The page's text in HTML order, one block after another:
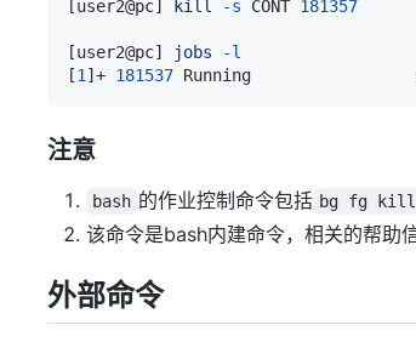
[user2@pc] kill -s CONT 181357
[user2@pc] jobs
-l
[1 ] + 181537 Running
注意
bash 的作业控制命令包括 bg fg kill
该命令是bash内建命令，相关的帮助
外部命令